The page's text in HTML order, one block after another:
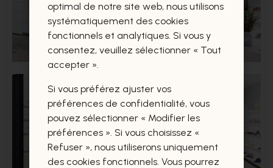
optimal de notre site web, nous utilisons
systématiquement des cookies
fonctionnels et analytiques. Si vous y
consentez, veuillez sélectionner « Tout
accepter ».
Si vous préférez ajuster vos
préférences de confidentialité, vous
pouvez sélectionner « Modifier les
préférences ». Si vous choisissez «
Refuser », nous utiliserons uniquement
des cookies fonctionnels. Vous pourrez